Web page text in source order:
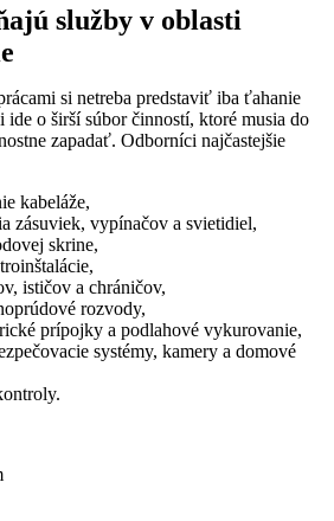
služby v oblasti
si netreba predstaviť iba ťahanie
o širší súbor činností, ktoré musia do
zapadať. Odborníci najčastejšie
kabeláže,
zásuviek, vypínačov a svietidiel,
skrine,
ističov a chráničov,
rozvody,
prípojky a podlahové vykurovanie,
systémy, kamery a domové